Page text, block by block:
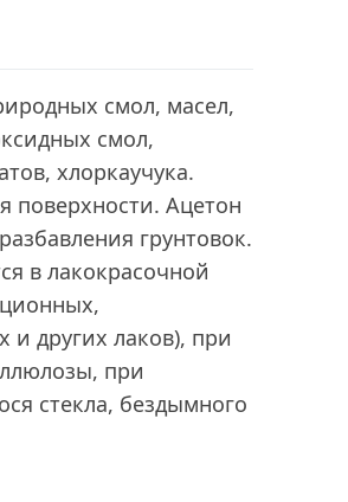
смол, масел,
смол,
хлоркаучука.
поверхности. Ацетон
грунтовок.
в лакокрасочной
других лаков), при
при
стекла, бездымного